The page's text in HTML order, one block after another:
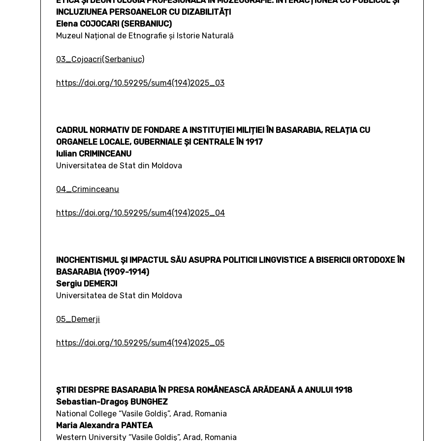
INCLUZIUNEA PERSOANELOR CU DIZABILITĂȚI
Elena COJOCARI (SERBANIUC)
Muzeul Național de Etnografie și Istorie Naturală
03_Cojoacri(Serbaniuc)
https://doi.org/10.59295/sum4(194)2025_03
CADRUL NORMATIV DE FONDARE A INSTITUȚIEI MILIȚIEI ÎN BASARABIA, RELAȚIA CU
ORGANELE LOCALE, GUBERNIALE ȘI CENTRALE ÎN 1917
Iulian CRIMINCEANU
Universitatea de Stat din Moldova
04_Criminceanu
https://doi.org/10.59295/sum4(194)2025_04
INOCHENTISMUL ȘI IMPACTUL SĂU ASUPRA POLITICII LINGVISTICE A BISERICII ORTODOXE ÎN
BASARABIA (1909-1914)
Sergiu DEMERJI
Universitatea de Stat din Moldova
05_Demerji
https://doi.org/10.59295/sum4(194)2025_05
ȘTIRI DESPRE BASARABIA ÎN PRESA ROMÂNEASCĂ ARĂDEANĂ A ANULUI 1918
Sebastian-Dragoș BUNGHEZ
National College “Vasile Goldiș”, Arad, Romania
Maria Alexandra PANTEA
Western University “Vasile Goldiș”, Arad, Romania